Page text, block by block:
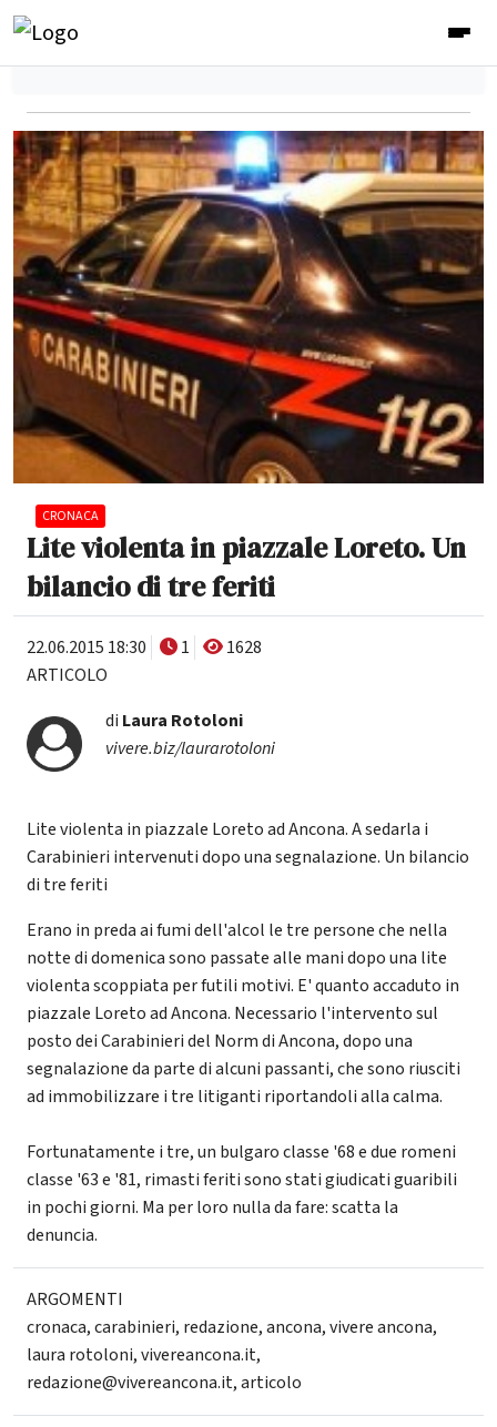
CRONACA
Lite violenta in piazzale Loreto. Un
bilancio di tre feriti
22.06.2015 18:30 1
1628
ARTICOLO
di Laura Rotoloni
vivere.biz/laurarotoloni
Lite violenta in piazzale Loreto ad Ancona. A sedarla i
Carabinieri intervenuti dopo una segnalazione. Un bilancio
di tre feriti
Erano in preda ai fumi dell'alcol le tre persone che nella
notte di domenica sono passate alle mani dopo una lite
violenta scoppiata per futili motivi. E' quanto accaduto in
piazzale Loreto ad Ancona. Necessario l'intervento sul
posto dei Carabinieri del Norm di Ancona, dopo una
segnalazione da parte di alcuni passanti, che sono riusciti
ad immobilizzare i tre litiganti riportandoli alla calma.
Fortunatamente i tre, un bulgaro classe '68 e due romeni
classe '63 e '81, rimasti feriti sono stati giudicati guaribili
in pochi giorni. Ma per loro nulla da fare: scatta la
denuncia.
ARGOMENTI
cronaca,carabinieri, redazione,ancona,vivere ancona,
laura rotoloni,vivereancona.it,
redazione@vivereancona.it,articolo